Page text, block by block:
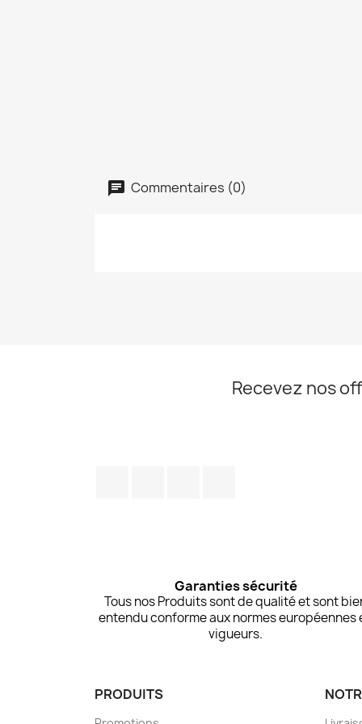
Commentaires (0)
Recevez nos
Garanties sécurité
Tous nos Produits sont de qualité et sont
entendu conforme aux normes européennes
vigueurs.
PRODUITS